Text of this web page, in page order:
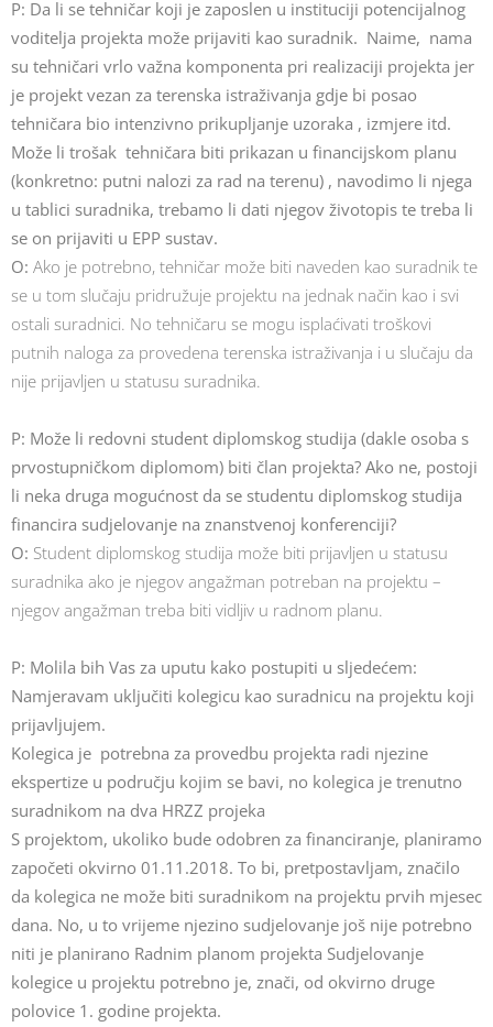
P: Da li se tehničar koji je zaposlen u instituciji potencijalnog
voditelja projekta može prijaviti kao suradnik. Naime, nama
su tehničari vrlo važna komponenta pri realizaciji projekta jer
je projekt vezan za terenska istraživanja gdje bi posao
tehničara bio intenzivno prikupljanje uzoraka , izmjere itd.
Može li trošak tehničara biti prikazan u financijskom planu
(konkretno: putni nalozi za rad na terenu) , navodimo li njega
u tablici suradnika, trebamo li dati njegov životopis te treba li
se on prijaviti u EPP sustav.
O: Ako je potrebno, tehničar može biti naveden kao suradnik te
se u tom slučaju pridružuje projektu na jednak način kao i svi
ostali suradnici. No tehničaru se mogu isplaćivati troškovi
putnih naloga za provedena terenska istraživanja i u slučaju da
nije prijavljen u statusu suradnika.
P: Može li redovni student diplomskog studija (dakle osoba s
prvostupničkom diplomom) biti član projekta? Ako ne, postoji
li neka druga mogućnost da se studentu diplomskog studija
financira sudjelovanje na znanstvenoj konferenciji?
O: Student diplomskog studija može biti prijavljen u statusu
suradnika ako je njegov angažman potreban na projektu –
njegov angažman treba biti vidljiv u radnom planu.
P: Molila bih Vas za uputu kako postupiti u sljedećem:
Namjeravam uključiti kolegicu kao suradnicu na projektu koji
prijavljujem.
Kolegica je potrebna za provedbu projekta radi njezine
ekspertize u području kojim se bavi, no kolegica je trenutno
suradnikom na dva HRZZ projeka
S projektom, ukoliko bude odobren za financiranje, planiramo
započeti okvirno 01.11.2018. To bi, pretpostavljam, značilo
da kolegica ne može biti suradnikom na projektu prvih mjesec
dana. No, u to vrijeme njezino sudjelovanje još nije potrebno
niti je planirano Radnim planom projekta Sudjelovanje
kolegice u projektu potrebno je, znači, od okvirno druge
polovice 1. godine projekta.